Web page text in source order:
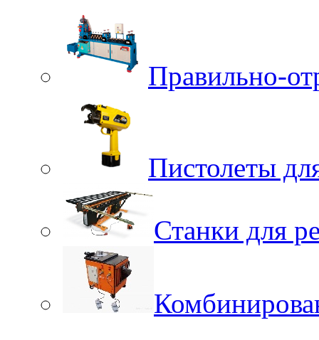
Правильно-
Пистолеты
Станки для